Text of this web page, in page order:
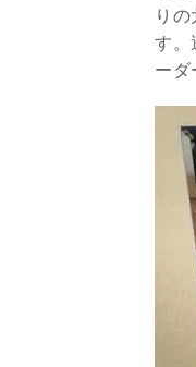
り
す。
ーダ